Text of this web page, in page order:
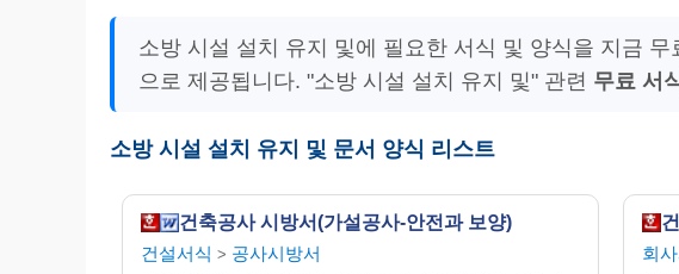
소방 시설 설치 유지 및에 필요한 서식 및 양식을 지금
으로 제공됩니다. "소방 시설 설치 유지 및" 관련 무료 서
소방 시설 설치 유지 및 문서 양식 리스트
건축공사 시방서(가설공사-안전과 보양)
건설서식 > 공사시방서
회